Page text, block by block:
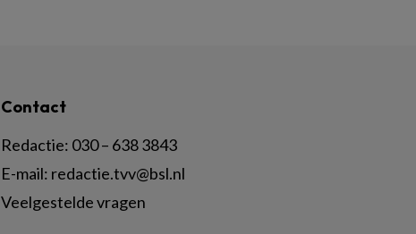
Contact
Redactie: 030 – 638 3843
E-mail: redactie.tvv@bsl.nl
Veelgestelde vragen